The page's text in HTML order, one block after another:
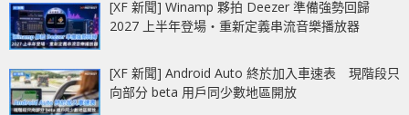
[XF 新聞] Winamp 夥拍 Deezer 準備強勢回歸
2027 上半年登場‧重新定義串流音樂播放器
[XF 新聞] Android Auto 終於加入車速表 現階段只
向部分 beta 用戶同少數地區開放